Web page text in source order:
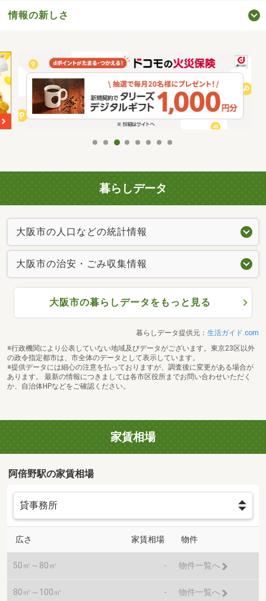
情報の新しさ
暮らしデータ
大阪市の人口などの統計情報
大阪市の治安・ごみ収集情報
大阪市の暮らしデータをもっと見る
暮らしデータ提供元： 生活ガイド.com
※行政機関により公表していない地域及びデータがございます。東京23区以外
の政令指定都市は、市全体のデータとして表示しています。
※提供データには細心の注意を払っておりますが、調査後に変更がある場合が
あります。 最新の情報につきましては各市区役所までお問い合わせいただく
か、自治体HPなどをご確認ください。
家賃相場
阿倍野駅の家賃相場
広さ 家賃相場 物件
50㎡～80㎡ - 物件一覧へ
80㎡～100㎡ - 物件一覧へ